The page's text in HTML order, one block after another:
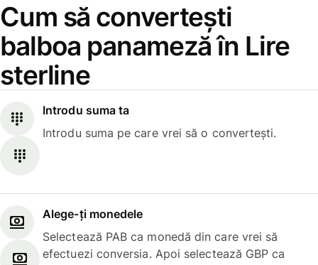
Cum să convertești
balboa panameză în Lire
sterline
Introdu suma ta
Introdu suma pe care vrei să o convertești.
Alege-ți monedele
Selectează PAB ca monedă din care vrei să
efectuezi conversia. Apoi selectează GBP ca